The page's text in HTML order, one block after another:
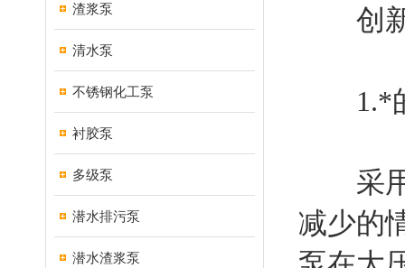
渣浆泵
清水泵
不锈钢化工泵
衬胶泵
多级泵
潜水排污泵
潜水渣浆泵
创新
1.*的
采用
减少的